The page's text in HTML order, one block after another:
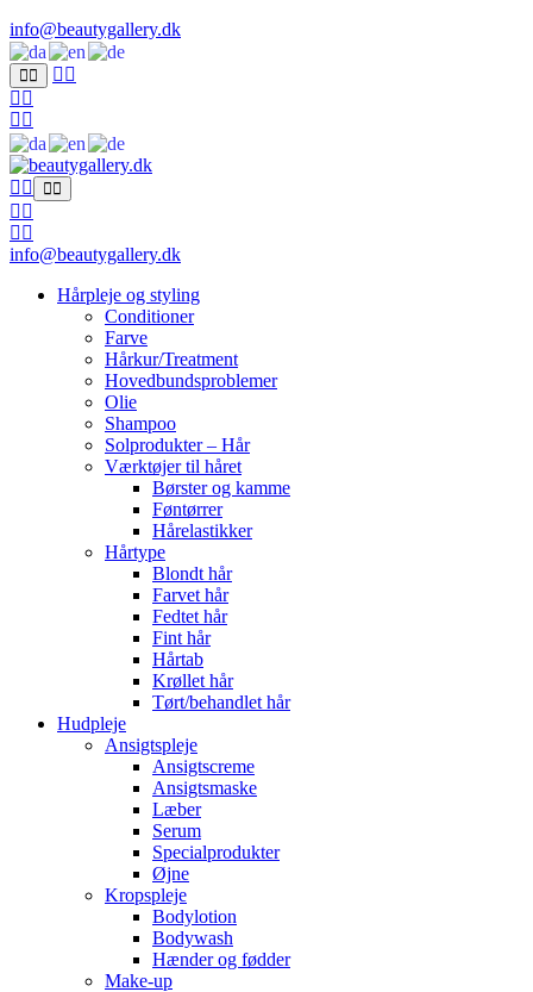
info@beautygallery.dk
info@beautygallery.dk
Hårpleje og styling
Conditioner
Farve
Hårkur/Treatment
Hovedbundsproblemer
Olie
Shampoo
Solprodukter – Hår
Værktøjer til håret
Børster og kamme
Føntørrer
Hårelastikker
Hårtype
Blondt hår
Farvet hår
Fedtet hår
Fint hår
Hårtab
Krøllet hår
Tørt/behandlet hår
Hudpleje
Ansigtspleje
Ansigtscreme
Ansigtsmaske
Læber
Serum
Specialprodukter
Øjne
Kropspleje
Bodylotion
Bodywash
Hænder og fødder
Make-up